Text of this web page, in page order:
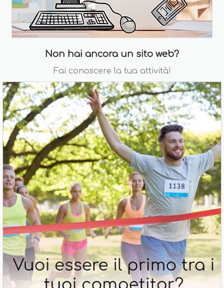
Non hai ancora un sito web?
Fai conoscere la tua attività!